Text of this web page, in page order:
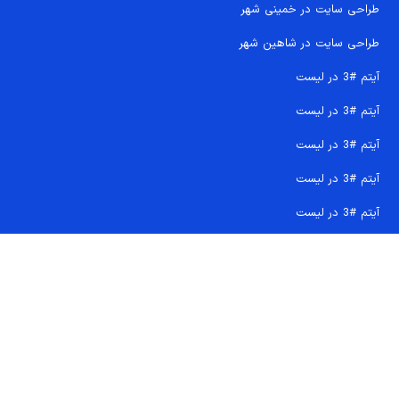
طراحی سایت در خمینی شهر
طراحی سایت در شاهین شهر
آیتم #3 در لیست
آیتم #3 در لیست
آیتم #3 در لیست
آیتم #3 در لیست
آیتم #3 در لیست